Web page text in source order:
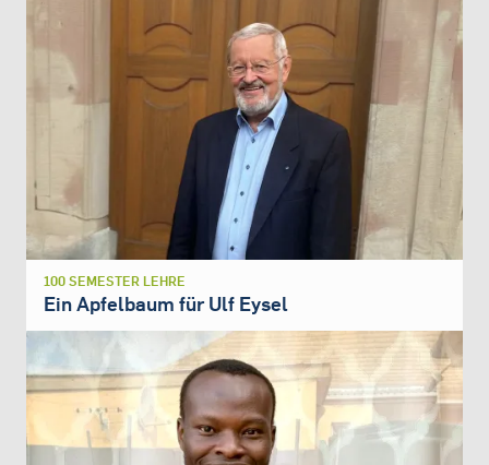
100 SEMESTER LEHRE
Ein Apfelbaum für Ulf Eysel